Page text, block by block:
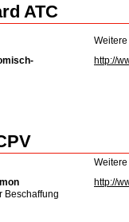
ATC
http://
Beschaffung
http://